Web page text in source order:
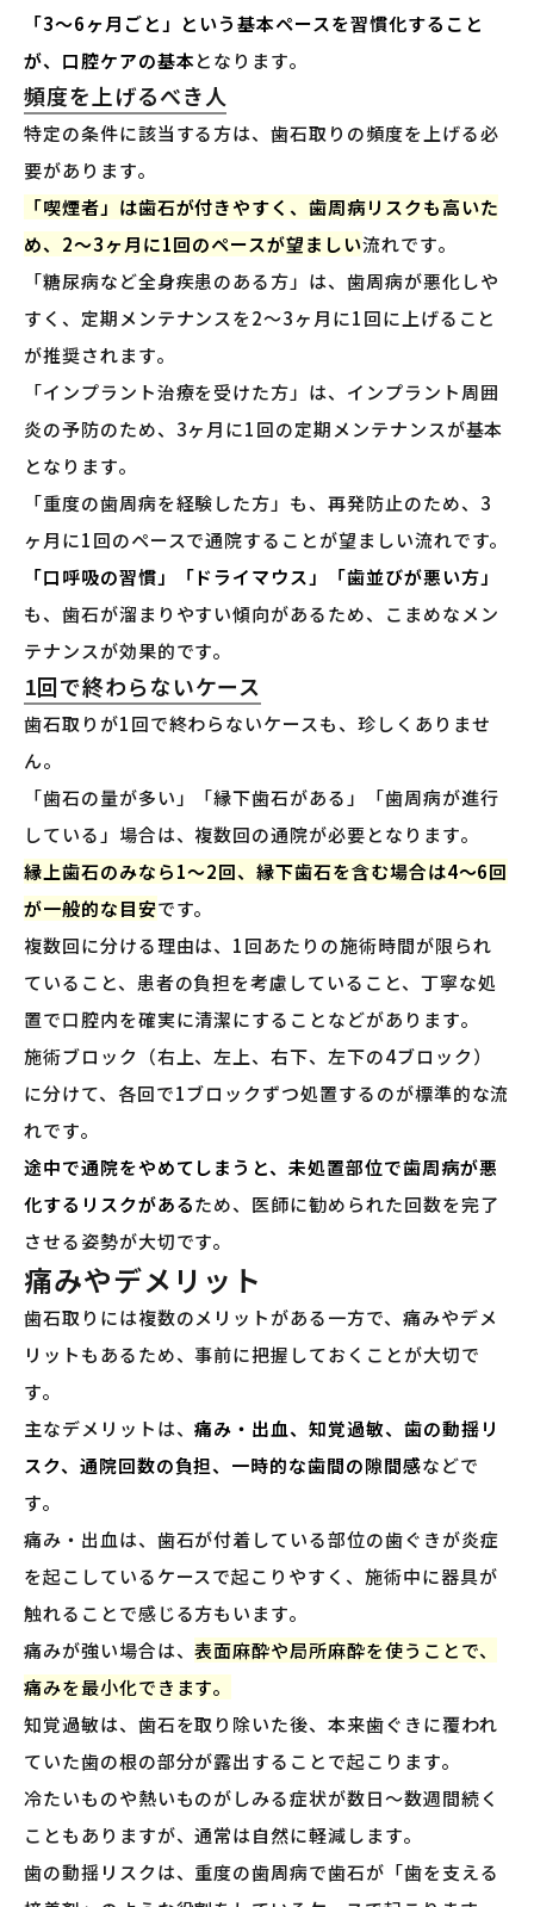
「3〜6ヶ月ごと」という基本ペースを習慣化すること
が、口腔ケアの基本となります。
頻度を上げるべき人
特定の条件に該当する方は、歯石取りの頻度を上げる必
要があります。
「喫煙者」は歯石が付きやすく、歯周病リスクも高いた
め、2〜3ヶ月に1回のペースが望ましい流れです。
「糖尿病など全身疾患のある方」は、歯周病が悪化しや
すく、定期メンテナンスを2〜3ヶ月に1回に上げること
が推奨されます。
「インプラント治療を受けた方」は、インプラント周囲
炎の予防のため、3ヶ月に1回の定期メンテナンスが基本
となります。
「重度の歯周病を経験した方」も、再発防止のため、3
ヶ月に1回のペースで通院することが望ましい流れです。
「口呼吸の習慣」「ドライマウス」「歯並びが悪い方」
も、歯石が溜まりやすい傾向があるため、こまめなメン
テナンスが効果的です。
1回で終わらないケース
歯石取りが1回で終わらないケースも、珍しくありませ
ん。
「歯石の量が多い」「縁下歯石がある」「歯周病が進行
している」場合は、複数回の通院が必要となります。
縁上歯石のみなら1〜2回、縁下歯石を含む場合は4〜6回
が一般的な目安です。
複数回に分ける理由は、1回あたりの施術時間が限られ
ていること、患者の負担を考慮していること、丁寧な処
置で口腔内を確実に清潔にすることなどがあります。
施術ブロック（右上、左上、右下、左下の4ブロック）
に分けて、各回で1ブロックずつ処置するのが標準的な流
れです。
途中で通院をやめてしまうと、未処置部位で歯周病が悪
化するリスクがあるため、医師に勧められた回数を完了
させる姿勢が大切です。
痛みやデメリット
歯石取りには複数のメリットがある一方で、痛みやデメ
リットもあるため、事前に把握しておくことが大切で
す。
主なデメリットは、痛み・出血、知覚過敏、歯の動揺リ
スク、通院回数の負担、一時的な歯間の隙間感などで
す。
痛み・出血は、歯石が付着している部位の歯ぐきが炎症
を起こしているケースで起こりやすく、施術中に器具が
触れることで感じる方もいます。
痛みが強い場合は、表面麻酔や局所麻酔を使うことで、
痛みを最小化できます。
知覚過敏は、歯石を取り除いた後、本来歯ぐきに覆われ
ていた歯の根の部分が露出することで起こります。
冷たいものや熱いものがしみる症状が数日〜数週間続く
こともありますが、通常は自然に軽減します。
歯の動揺リスクは、重度の歯周病で歯石が「歯を支える